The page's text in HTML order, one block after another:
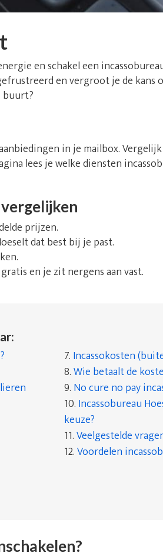
en schakel een
en vergroot je de kans
buurt?
in je mailbox.
lees je welke diensten
prijzen.
dat best bij je past.
en je zit nergens aan vast.
7. Incassokosten
8.Wie betaalt de
9. No cure no pay
10. Incassobureau
keuze?
11.Veelgestelde
12.Voordelen